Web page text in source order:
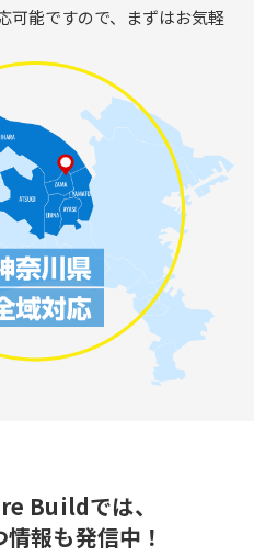
可能ですので、まずはお気軽
Buildでは、
報も発信中！